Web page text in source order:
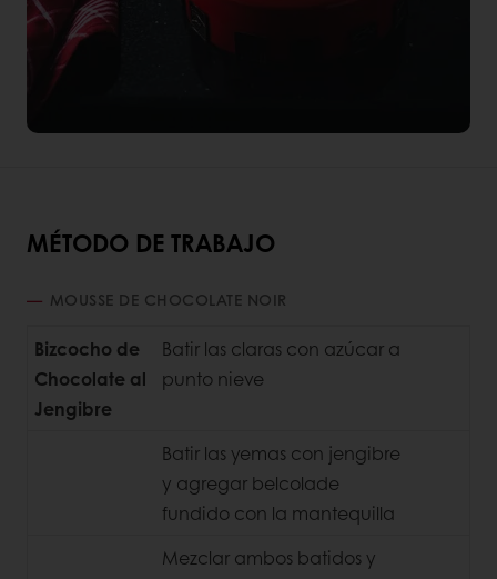
MÉTODO DE TRABAJO
MOUSSE DE CHOCOLATE NOIR
Bizcocho de
Chocolate al
Jengibre
Batir las claras con azúcar a
punto nieve
Batir las yemas con jengibre
y agregar belcolade
fundido con la mantequilla
Mezclar ambos batidos y